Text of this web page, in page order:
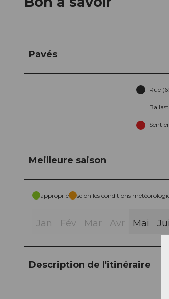
Pavés
Rue
Ballast
Meilleure saison
approprié selon les conditions
Jan Fév Mar Avr Mai Jui
Description de l'itinéraire